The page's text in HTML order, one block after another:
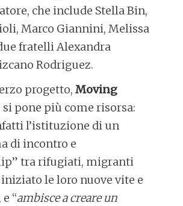
che include Stella Bin,
Marco Giannini, Melissa
fratelli Alexandra
Rodriguez.
progetto,Moving
si pone più come risorsa:
l’istituzione di un
di incontro e
tra rifugiati, migranti
le loro nuove vite e
“ambisce a creare un